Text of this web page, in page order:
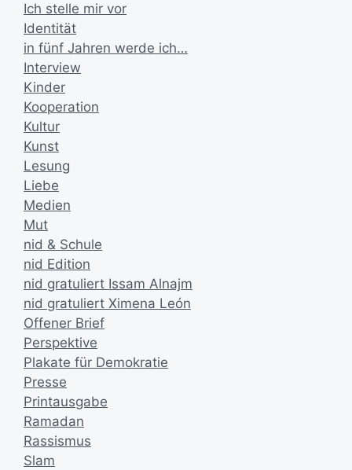
Ich stelle mir vor
Identität
in fünf Jahren werde ich…
Interview
Kinder
Kooperation
Kultur
Kunst
Lesung
Liebe
Medien
Mut
nid & Schule
nid Edition
nid gratuliert Issam Alnajm
nid gratuliert Ximena León
Offener Brief
Perspektive
Plakate für Demokratie
Presse
Printausgabe
Ramadan
Rassismus
Slam